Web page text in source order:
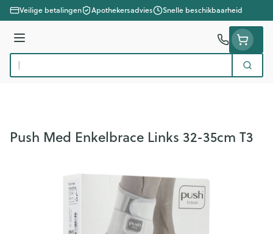
Ga naar de inhoud
Veilige betalingen Apothekersadvies Snelle beschikbaarheid
Menu
Product, merk, categorie... Zoek
Push Med Enkelbrace Links 32-35cm T3